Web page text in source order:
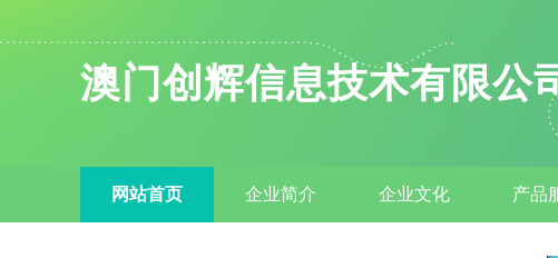
澳门创辉信息技术有限公
网站首页 企业简介 企业文化 产品